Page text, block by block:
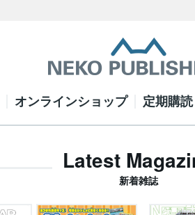
オンラインショップ 定期購読
Latest
新着雑誌